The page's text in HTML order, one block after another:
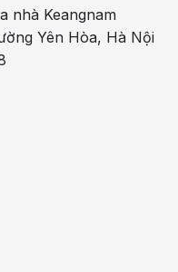
nhà Keangnam
Yên Hòa, Hà Nội